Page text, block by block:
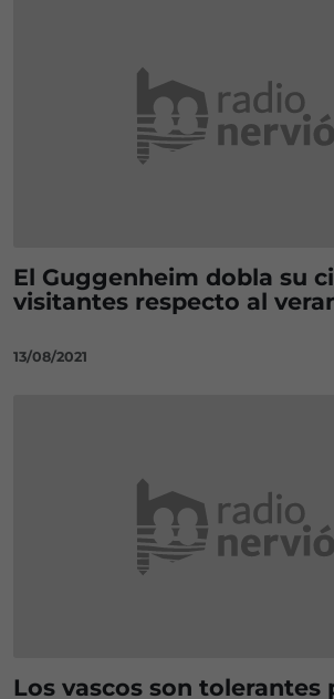
El Guggenheim dobla su
visitantes respecto al
13/08/2021
Los vascos son tolerantes